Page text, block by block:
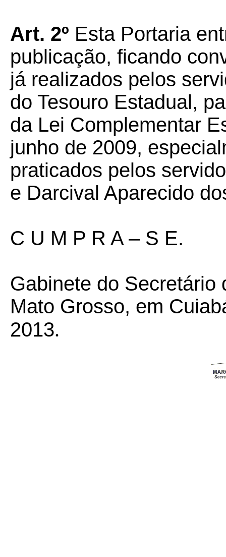
Art. 2º Esta Portaria
publicação, ficando
já realizados pelos
do Tesouro Estadual,
da Lei Complementar
junho de 2009,
praticados pelos
e Darcival Aparecido
C U M P R A – S E.
Gabinete do Secretário
Mato Grosso, em
2013.